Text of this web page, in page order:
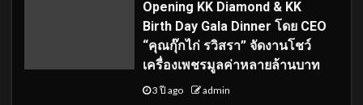
Opening KK Diamond & KK
Birth Day Gala Dinner โดย CEO
“คุณกุ๊กไก่ รวิสรา” จัดงานโชว์
เครื่องเพชรมูลค่าหลายล้านบาท
3 ปี ago admin